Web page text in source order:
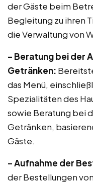
der Gäste beim
Begleitung zu ihren
die Verwaltung von
– Beratung bei der
Getränken:
das Menü,
Spezialitäten des
sowie Beratung bei
Getränken,
Gäste.
– Aufnahme der
der Bestellungen